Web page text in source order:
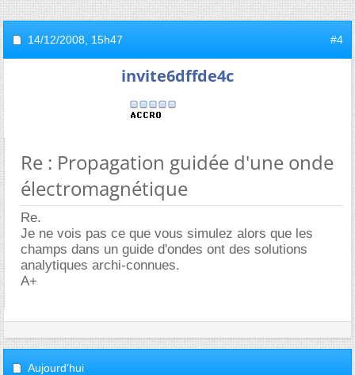
14/12/2008, 15h47 #4
invite6dffde4c
Re : Propagation guidée d'une onde
électromagnétique
Re.
Je ne vois pas ce que vous simulez alors que les
champs dans un guide d'ondes ont des solutions
analytiques archi-connues.
A+
Aujourd'hui